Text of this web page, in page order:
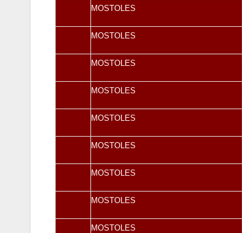
MOSTOLES
MOSTOLES
MOSTOLES
MOSTOLES
MOSTOLES
MOSTOLES
MOSTOLES
MOSTOLES
MOSTOLES